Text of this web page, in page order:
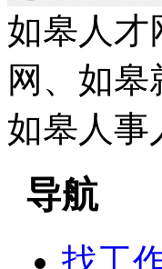
如皋人才
网、如
如皋人事
导航